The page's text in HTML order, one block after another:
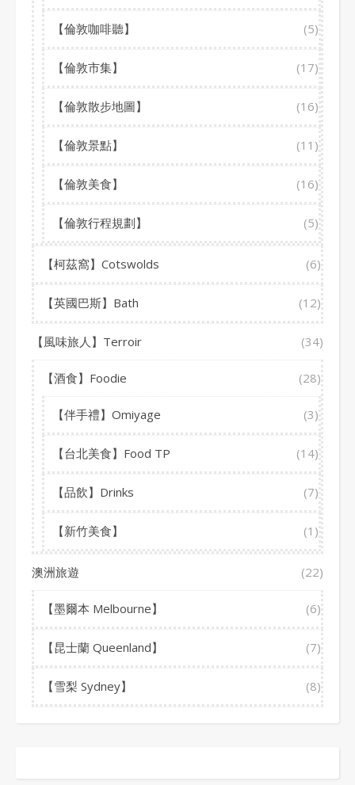
【倫敦咖啡聽】 (5)
【倫敦市集】 (17)
【倫敦散步地圖】 (16)
【倫敦景點】 (11)
【倫敦美食】 (16)
【倫敦行程規劃】 (5)
【柯茲窩】Cotswolds (6)
【英國巴斯】Bath (12)
【風味旅人】Terroir (34)
【酒食】Foodie (28)
【伴手禮】Omiyage (3)
【台北美食】Food TP (14)
【品飲】Drinks (7)
【新竹美食】 (1)
澳洲旅遊 (22)
【墨爾本 Melbourne】 (6)
【昆士蘭 Queenland】 (7)
【雪梨 Sydney】 (8)